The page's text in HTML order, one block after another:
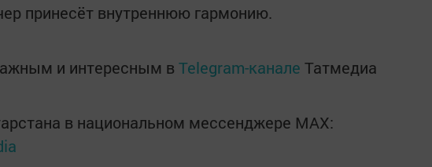
принесёт внутреннюю гармонию.
и интересным в Telegram-канале Татмедиа
в национальном мессенджере MАХ: